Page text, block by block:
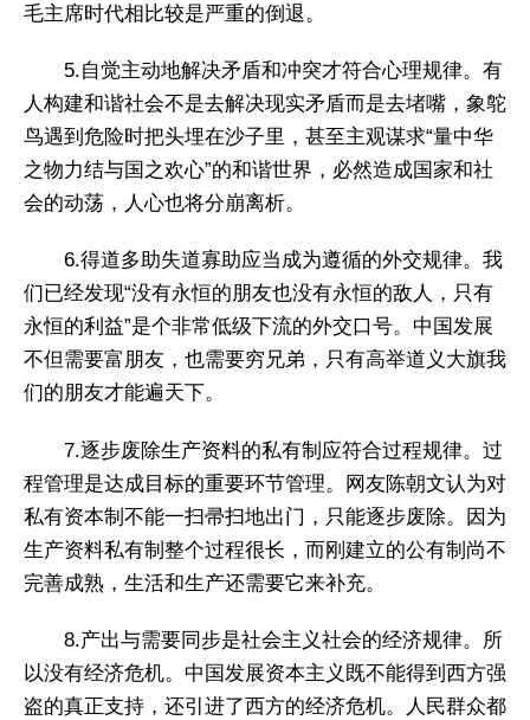
毛主席时代相比较是严重的倒退。
5.自觉主动地解决矛盾和冲突才符合心理规律。有
人构建和谐社会不是去解决现实矛盾而是去堵嘴，象鸵
鸟遇到危险时把头埋在沙子里，甚至主观谋求“量中华
之物力结与国之欢心”的和谐世界，必然造成国家和社
会的动荡，人心也将分崩离析。
6.得道多助失道寡助应当成为遵循的外交规律。我
们已经发现“没有永恒的朋友也没有永恒的敌人，只有
永恒的利益”是个非常低级下流的外交口号。中国发展
不但需要富朋友，也需要穷兄弟，只有高举道义大旗我
们的朋友才能遍天下。
7.逐步废除生产资料的私有制应符合过程规律。过
程管理是达成目标的重要环节管理。网友陈朝文认为对
私有资本制不能一扫帚扫地出门，只能逐步废除。因为
生产资料私有制整个过程很长，而刚建立的公有制尚不
完善成熟，生活和生产还需要它来补充。
8.产出与需要同步是社会主义社会的经济规律。所
以没有经济危机。中国发展资本主义既不能得到西方强
盗的真正支持，还引进了西方的经济危机。人民群众都